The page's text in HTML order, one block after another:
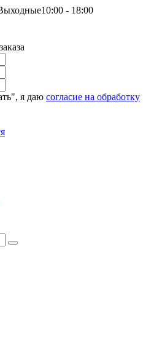
10:00 - 18:00
я даю согласие на обработку